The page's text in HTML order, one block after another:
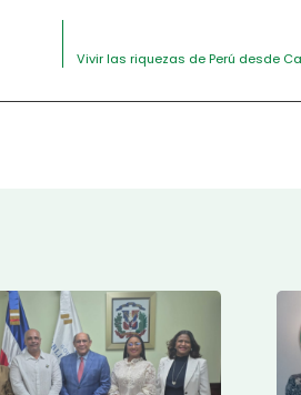
Vivir las riquezas de Perú desde